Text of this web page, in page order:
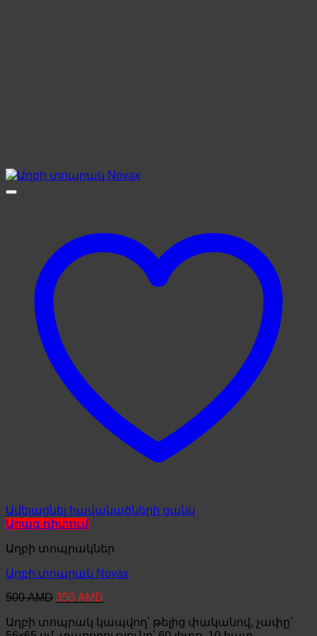
Ավելացնել հավանածների ցանկ
Արագ դիտում
Աղբի տոպրակներ
Աղբի տոպրակ Novax
500AMD Original
was:
350 AMD
is:
Աղբի տոպրակ կապվող՝ թելից փականով, չափը՝